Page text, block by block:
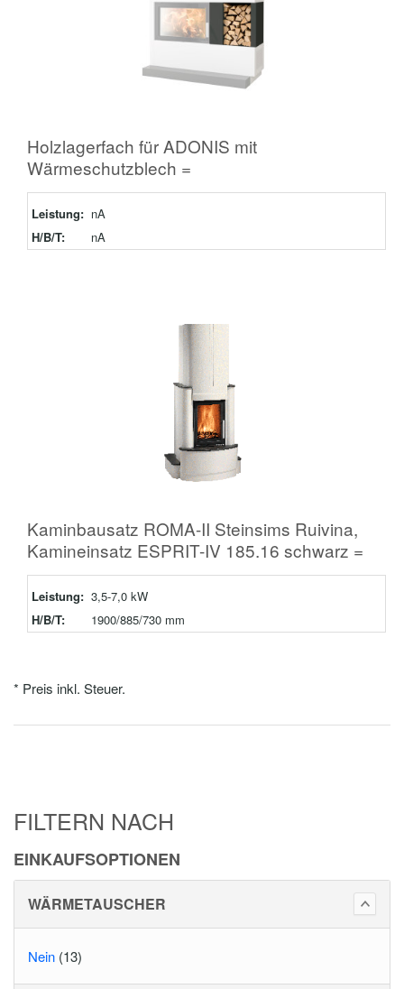
Holzlagerfach für ADONIS mit
Wärmeschutzblech =
Leistung: nA
H/B/T:
nA
Kaminbausatz ROMA-II Steinsims Ruivina,
Kamineinsatz ESPRIT-IV 185.16 schwarz =
Leistung: 3,5-7,0 kW
H/B/T:
1900/885/730 mm
* Preis inkl. Steuer.
FILTERN NACH
EINKAUFSOPTIONEN
WÄRMETAUSCHER
Nein (13)